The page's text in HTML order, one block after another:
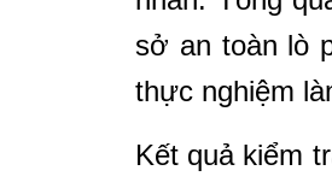
sở an toàn lò
thực nghiệm
Kết quả kiểm